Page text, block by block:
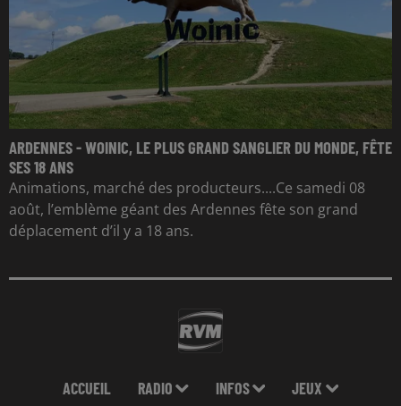
ARDENNES - WOINIC, LE PLUS GRAND SANGLIER DU MONDE, FÊTE
SES 18 ANS
Animations, marché des producteurs....Ce samedi 08
août, l’emblème géant des Ardennes fête son grand
déplacement d’il y a 18 ans.
ACCUEIL RADIO INFOS JEUX